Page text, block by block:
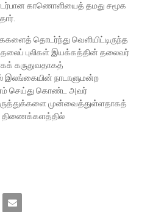
காணொளியைத் தமது சமூக
தொடர்ந்து வெளியிட்டிருந்த
புலிகள் இயக்கத்தின் தலைவர்
கருதுவதாகத்
இலங்கையின் நாடாளுமன்ற
செய்து கொண்ட அவர்
முன்வைத்துள்ளதாகத்
திணைக்களத்தில்